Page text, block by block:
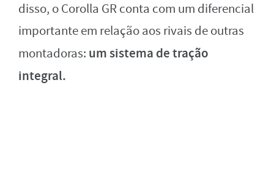
disso, o Corolla GR conta com um diferencial
importante em relação aos rivais de outras
montadoras: um sistema de tração
integral.